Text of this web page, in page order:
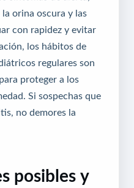
orina oscura y las
con rapidez y evitar
los hábitos de
regulares son
proteger a los
Si sospechas que
no demores la
posibles y